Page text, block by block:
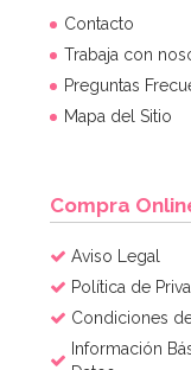
Contacto
Trabaja con
Preguntas
Mapa del Sitio
Compra
Aviso Legal
Política de
Condiciones
Información